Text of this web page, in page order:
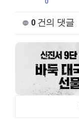
0건의 댓글